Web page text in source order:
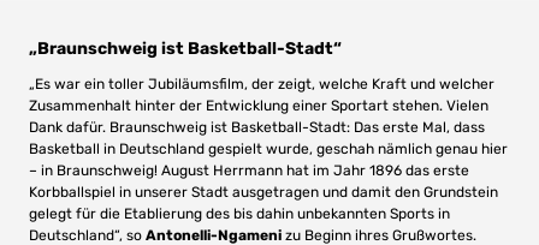
„Braunschweig ist Basketball-Stadt“
„Es war ein toller Jubiläumsfilm, der zeigt, welche Kraft und welcher
Zusammenhalt hinter der Entwicklung einer Sportart stehen. Vielen
Dank dafür. Braunschweig ist Basketball-Stadt: Das erste Mal, dass
Basketball in Deutschland gespielt wurde, geschah nämlich genau hier
– in Braunschweig! August Herrmann hat im Jahr 1896 das erste
Korbballspiel in unserer Stadt ausgetragen und damit den Grundstein
gelegt für die Etablierung des bis dahin unbekannten Sports in
Deutschland“, so Antonelli-Ngameni zu Beginn ihres Grußwortes.